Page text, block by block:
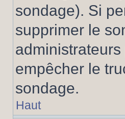
sondage). Si
supprimer le
empêcher le
sondage.
Haut